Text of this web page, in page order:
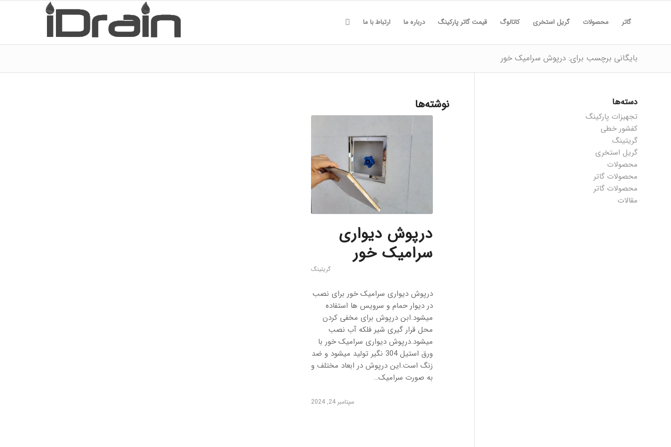
گاتر محصولات گریل استخری کاتالوگ قیمت گاتر پارکینگ درباره ما ارتباط با ما
بایگانی برچسب برای: درپوش سرامیک خور
نوشته‌ها
درپوش دیواری
سرامیک خور
گریتینگ
درپوش دیواری سرامیک خور برای نصب
در دیوار حمام و سرویس ها استفاده
میشود.ابن درپوش برای مخفی کردن
محل قرار گیری شیر فلکه آب نصب
میشود.درپوش دیواری سرامیک خور با
ورق استیل 304 نگیر تولید میشود و ضد
زنگ است.این درپوش در ابعاد مختلف و
به صورت سرامیک…
سپتامبر 24, 2024
دسته‌ها
تجهیزات پارکینگ
کفشور خطی
گریتینگ
گریل استخری
محصولات
محصولات گاتر
محصولات گاتر
مقالات